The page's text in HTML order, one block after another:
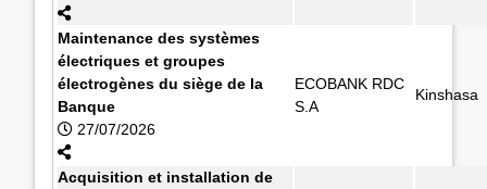
Maintenance des systèmes
électriques et groupes
électrogènes du siège de la
Banque
27/07/2026
ECOBANK RDC
S.A
Kinshasa
Acquisition et installation de